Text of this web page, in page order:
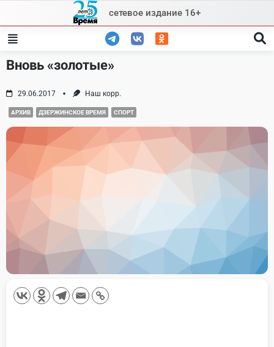
content
сетевое издание 16+
Вновь «золотые»
29.06.2017 Наш корр.
АРХИВ ДЗЕРЖИНСКОЕ ВРЕМЯ СПОРТ